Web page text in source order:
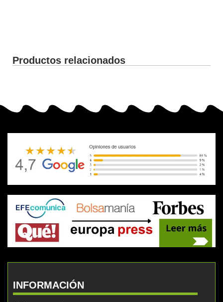
Productos relacionados
INFORMACIÓN